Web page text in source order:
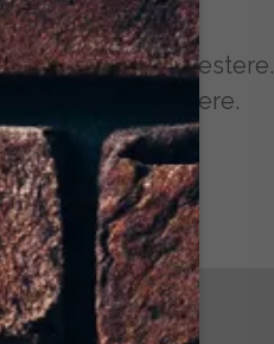
in fibra di poliestere.
in fibra di poliestere.